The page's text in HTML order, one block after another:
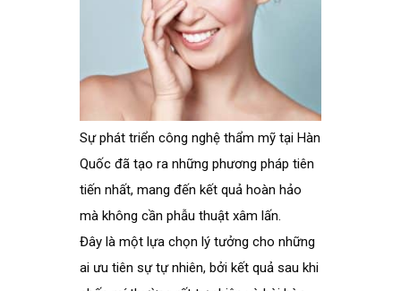
Sự phát triển công nghệ thẩm mỹ tại Hàn
Quốc đã tạo ra những phương pháp tiên
tiến nhất, mang đến kết quả hoàn hảo
mà không cần phẫu thuật xâm lấn.
Đây là một lựa chọn lý tưởng cho những
ai ưu tiên sự tự nhiên, bởi kết quả sau khi